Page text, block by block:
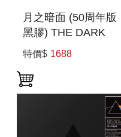
月之暗面 (50周年版
黑膠) THE DARK
SIDE OF THE
MOON (50TH
ANNIVERSARY
REMASTER VINYL)
特價$ 1688